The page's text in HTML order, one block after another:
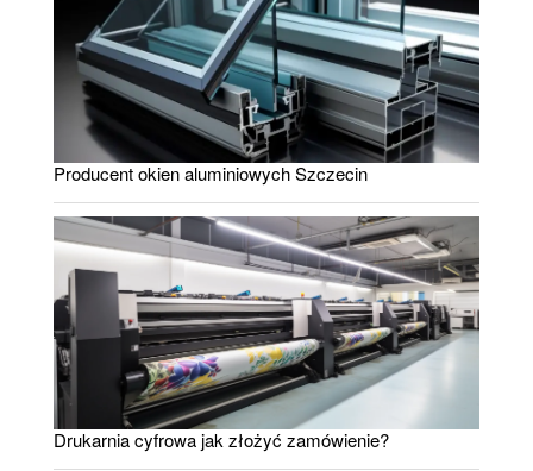
Producent okien aluminiowych Szczecin
Drukarnia cyfrowa jak złożyć zamówienie?